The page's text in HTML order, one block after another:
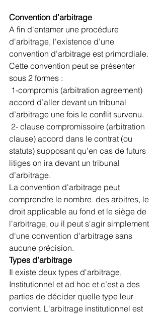
Convention d’arbitrage
A fin d'entamer une procédure
d'arbitrage, l'existence d’une
convention d’arbitrage est primordiale.
Cette convention peut se présenter
sous 2 formes :
accord d’aller devant un tribunal
d’arbitrage une fois le conflit survenu.
clause) accord dans le contrat (ou
statuts) supposant qu’en cas de futurs
litiges on ira devant un tribunal
d’arbitrage.
La convention d'arbitrage peut
comprendre le nombre  des arbitres, le
droit applicable au fond et le siège de
l'arbitrage, ou il peut s'agir simplement
d'une convention d'arbitrage sans
aucune précision.
Types d’arbitrage
Il existe deux types d'arbitrage,
Institutionnel et ad hoc et c’est a des
parties de décider quelle type leur
convient. L'arbitrage institutionnel est